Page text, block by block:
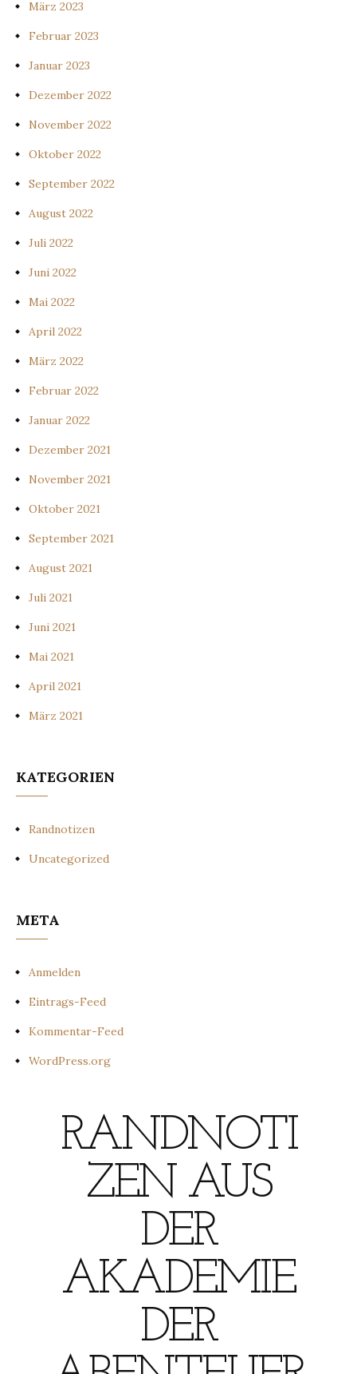
März 2023
Februar 2023
Januar 2023
Dezember 2022
November 2022
Oktober 2022
September 2022
August 2022
Juli 2022
Juni 2022
Mai 2022
April 2022
März 2022
Februar 2022
Januar 2022
Dezember 2021
November 2021
Oktober 2021
September 2021
August 2021
Juli 2021
Juni 2021
Mai 2021
April 2021
März 2021
KATEGORIEN
Randnotizen
Uncategorized
META
Anmelden
Eintrags-Feed
Kommentar-Feed
WordPress.org
RANDNOTI
ZEN AUS
DER
AKADEMIE
DER